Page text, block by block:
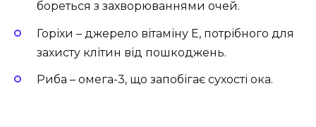
бореться з захворюваннями очей.
Горіхи – джерело вітаміну E, потрібного для
захисту клітин від пошкоджень.
Риба – омега-3, що запобігає сухості ока.